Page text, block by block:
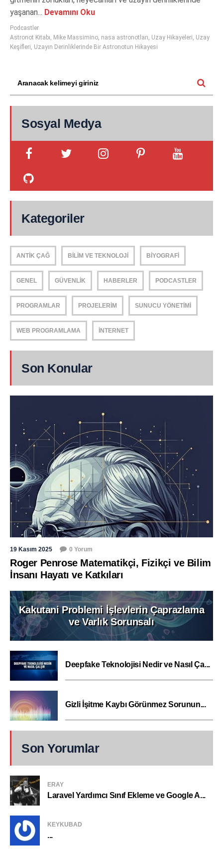
yaşanan... Devamını Oku
Podcastler
Astronot Kitabı, Mike Massimino, nasa astronotları, Uzay Hikayeleri, Uzay
Keşifleri, Uzayın Derinliklerinde Bir Astronotun Hikayesi
Sosyal Medya
Kategoriler
ANTIK ÇAĞ BILIM VE TEKNOLOJI BIYOGRAFI
GENEL GÜVENLIK HABERLER PODCASTLER
PROGRAMLAR PROJELERIM SUNUCU YÖNETIMI
WEB PROGRAMLAMA İNTERNET
Son Konular
19 Kasım 2025 0 Yorum
Roger Penrose Matematikçi, Fizikçi ve Bilim
İnsanı Hayatı ve Katkıları
Kakutani Problemi İşlevlerin Çaprazlama
ve Varlık Sorunsalı
Deepfake Teknolojisi Nedir ve Nasıl Ça...
Gizli İşitme Kaybı Görünmez Sorunun...
Son Yorumlar
ERAY
Laravel Yardımcı Sınıf Ekleme ve Google A...
KEYKUBAD
...